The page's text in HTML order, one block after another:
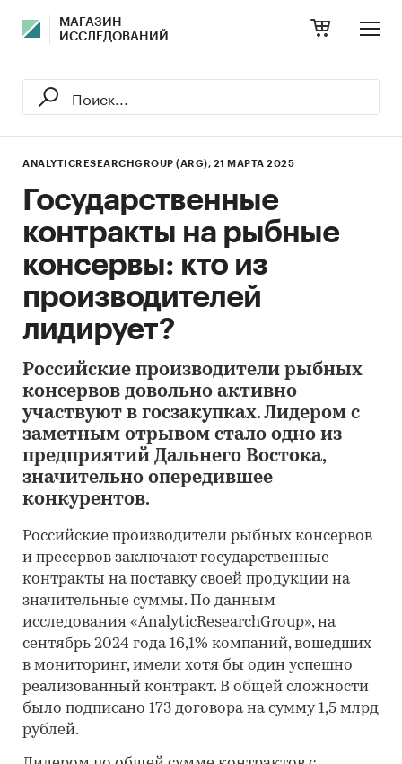
МАГАЗИН
ИССЛЕДОВАНИЙ
ANALYTICRESEARCHGROUP (ARG), 21 МАРТА 2025
Государственные
контракты на рыбные
консервы: кто из
производителей
лидирует?
Российские производители рыбных
консервов довольно активно
участвуют в госзакупках. Лидером с
заметным отрывом стало одно из
предприятий Дальнего Востока,
значительно опередившее
конкурентов.
Российские производители рыбных консервов
и пресервов заключают государственные
контракты на поставку своей продукции на
значительные суммы. По данным
исследования «AnalyticResearchGroup», на
сентябрь 2024 года 16,1% компаний, вошедших
в мониторинг, имели хотя бы один успешно
реализованный контракт. В общей сложности
было подписано 173 договора на сумму 1,5 млрд
рублей.